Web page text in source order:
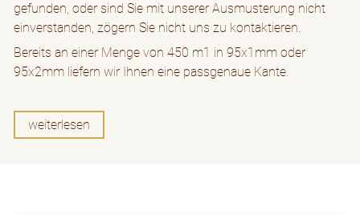
gefunden, oder sind Sie mit unserer Ausmusterung nicht
einverstanden, zögern Sie nicht uns zu kontaktieren.
Bereits an einer Menge von 450 m1 in 95x1mm oder
95x2mm liefern wir Ihnen eine passgenaue Kante.
weiterlesen